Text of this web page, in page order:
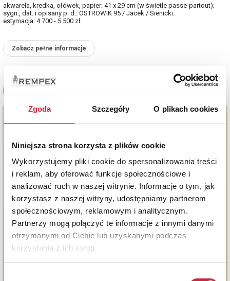
Zgoda Szczegóły O plikach cookies
Niniejsza strona korzysta z plików cookie
Wykorzystujemy pliki cookie do spersonalizowania treści
i reklam, aby oferować funkcje społecznościowe i
analizować ruch w naszej witrynie. Informacje o tym, jak
korzystasz z naszej witryny, udostępniamy partnerom
społecznościowym, reklamowym i analitycznym.
Partnerzy mogą połączyć te informacje z innymi danymi
otrzymanymi od Ciebie lub uzyskanymi podczas
korzystania z ich usług.
akwarela, kredka, ołówek, papier; 41 x 29 cm (w świetle passe-partout);
sygn., dat. i opisany p. d.: OSTROWIK 95 / Jacek / Sienicki.
estymacja: 4 700 - 5 500 zł
Zobacz pełne informacje